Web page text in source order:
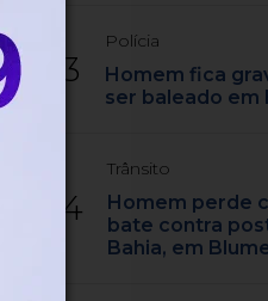
3
Polícia
Homem fica
ser baleado em
4
Trânsito
Homem perde
bate contra
Bahia, em